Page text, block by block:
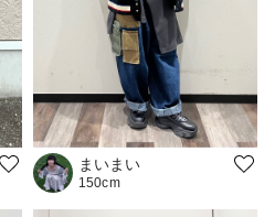
まいまい
150cm